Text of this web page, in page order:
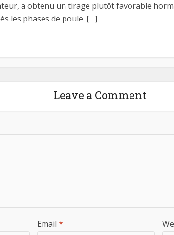
a obtenu un tirage plutôt favorable
les phases de poule. […]
Leave a Comment
Email *